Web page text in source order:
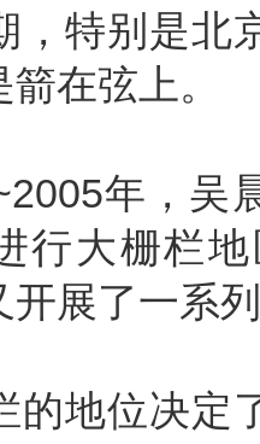
，特别是北
在弦上。
年，吴晨
行大栅栏
开展了一系
地位决定了